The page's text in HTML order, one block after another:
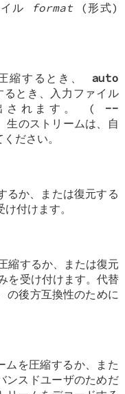
ル
format(形式)
縮するとき、 auto
とき、入力ファイル
されます。 ( --
のストリームは、自
ださい。
るか、または復元する
付けます。
縮するか、または復元
を受け付けます。代替
後方互換性のために
を圧縮するか、また
ンスドユーザのためだ